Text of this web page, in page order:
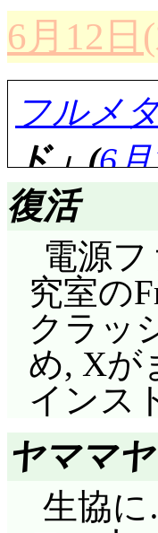
いに絡
る優香
ず, 陽
ていか
あ。楽
でない
は思え
かった
普通に
には氏
桁化し
と? 受
のって
あ。
た場所
ーフっ
の出入
も何も
チャー
ってこ
ビシ
亜。
ら抜擢
ストラ
設定忘
ギュー
クが自
えな
が弱い
6月12日
フルメ
ド」(6
評価
米潜
はトゥ
行させ
大佐殿
到達
げる。
復活
電源
究室の
クラッ
め, Xが
インス
ヤママ
生協